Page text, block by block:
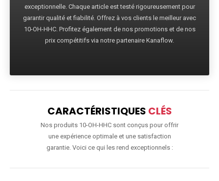
exceptionnelle. Chaque article est testé rigoureusement pour
garantir qualité et fiabilité. Offrez à vos clients le meilleur avec
10-OH-HHC. Profitez également de nos promotions et de nos
prix compétitifs via notre partenaire Kanaflow.
CARACTÉRISTIQUES CLÉS
Nos produits 10-OH-HHC sont conçus pour offrir
une expérience optimale et une satisfaction
garantie. Voici ce qui les rend exceptionnels :